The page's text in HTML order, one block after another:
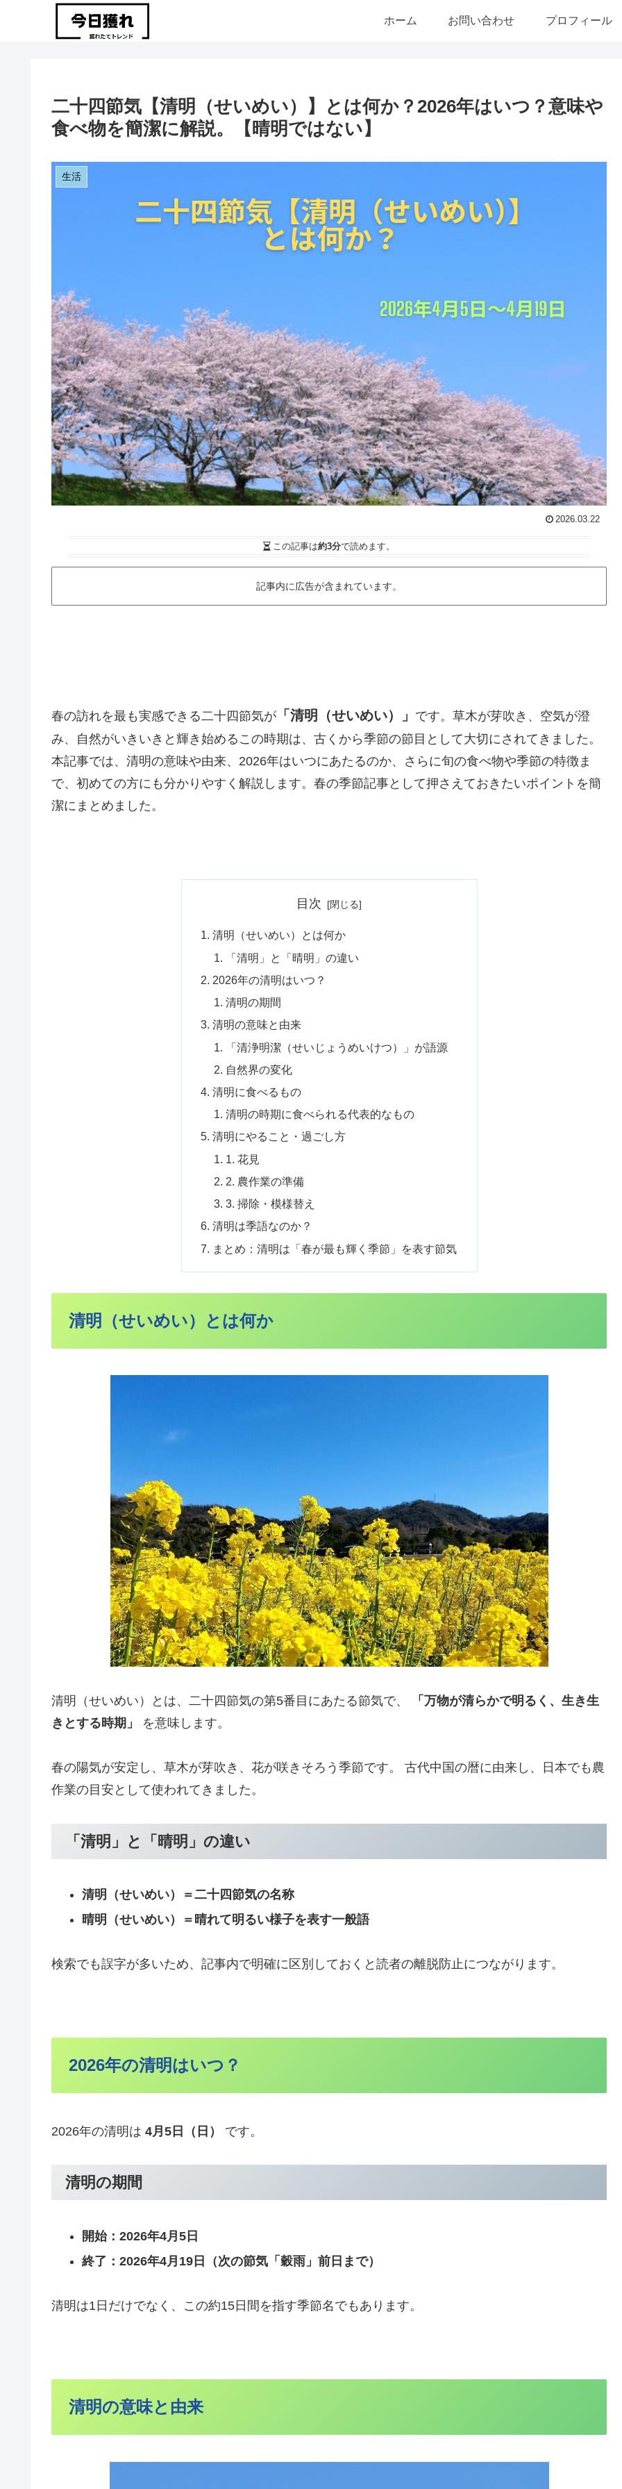
ホーム お問い合わせ プロフィール
二十四節気【清明（せいめい）】とは何か？2026年はいつ？意味や
食べ物を簡潔に解説。【晴明ではない】
生活
2026.03.22
この記事は約3分で読めます。
記事内に広告が含まれています。
春の訪れを最も実感できる二十四節気が 「清明（せいめい）」 です。草木が芽吹き、空気が澄
み、自然がいきいきと輝き始めるこの時期は、古くから季節の節目として大切にされてきました。
本記事では、清明の意味や由来、2026年はいつにあたるのか、さらに旬の食べ物や季節の特徴ま
で、初めての方にも分かりやすく解説します。春の季節記事として押さえておきたいポイントを簡
潔にまとめました。
目次
清明（せいめい）とは何か
「清明」と「晴明」の違い
2026年の清明はいつ？
清明の期間
清明の意味と由来
「清浄明潔（せいじょうめいけつ）」が語源
自然界の変化
清明に食べるもの
清明の時期に食べられる代表的なもの
清明にやること・過ごし方
1. 花見
2. 農作業の準備
3. 掃除・模様替え
清明は季語なのか？
まとめ：清明は「春が最も輝く季節」を表す節気
清明（せいめい）とは何か
清明（せいめい）とは、二十四節気の第5番目にあたる節気で、
「万物が清らかで明るく、生き生
きとする時期」
を意味します。
春の陽気が安定し、草木が芽吹き、花が咲きそろう季節です。 古代中国の暦に由来し、日本でも農
作業の目安として使われてきました。
「清明」と「晴明」の違い
清明（せいめい）＝二十四節気の名称
晴明（せいめい）＝晴れて明るい様子を表す一般語
検索でも誤字が多いため、記事内で明確に区別しておくと読者の離脱防止につながります。
2026年の清明はいつ？
2026年の清明は 4月5日（日） です。
清明の期間
開始：2026年4月5日
終了：2026年4月19日（次の節気「穀雨」前日まで）
清明は1日だけでなく、この約15日間を指す季節名でもあります。
清明の意味と由来